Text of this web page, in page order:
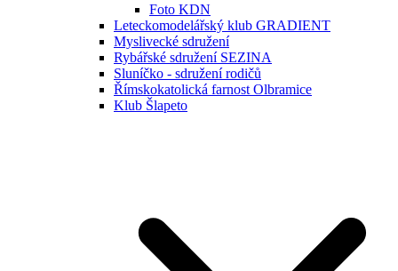
Foto KDN
Leteckomodelářský klub GRADIENT
Myslivecké sdružení
Rybářské sdružení SEZINA
Sluníčko - sdružení rodičů
Římskokatolická farnost Olbramice
Klub Šlapeto